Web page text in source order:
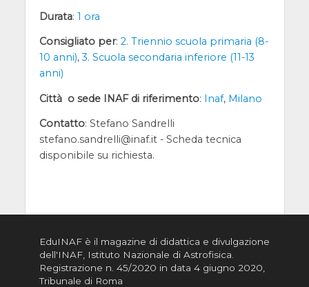
Durata: 1 ora
Consigliato per: 2. Triennio scuola primaria (8-
10 anni),3. Scuola secondaria inferiore (11-13
anni)
Città o sede INAF di riferimento: Inaf, Milano
Contatto: Stefano Sandrelli
stefano.sandrelli@inaf.it - Scheda tecnica
disponibile su richiesta.
EduINAF è il magazine di didattica e divulgazione
dell'INAF, Istituto Nazionale di Astrofisica
Registrazione n. 45/2020 in data 4 giugno 2020,
Tribunale di Roma